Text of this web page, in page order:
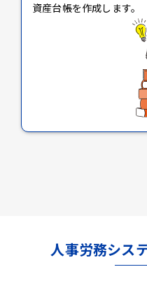
資産台帳を作成します。
人事労務シス